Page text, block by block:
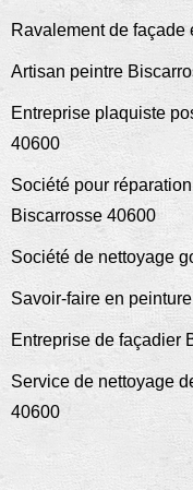
Ravalement de façade
Artisan peintre
Entreprise plaquiste
40600
Société pour
Biscarrosse 40600
Société de nettoyage
Savoir-faire en
Entreprise de façadier
Service de nettoyage
40600